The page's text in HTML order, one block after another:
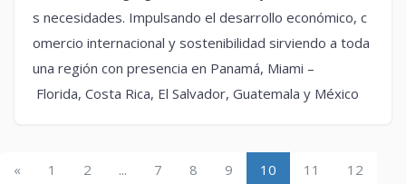
s necesidades. Impulsando el desarrollo económico, c
omercio internacional y sostenibilidad sirviendo a toda
una región con presencia en Panamá, Miami –
Florida, Costa Rica, El Salvador, Guatemala y México
« 1 2 ... 7 8 9 10 11
12